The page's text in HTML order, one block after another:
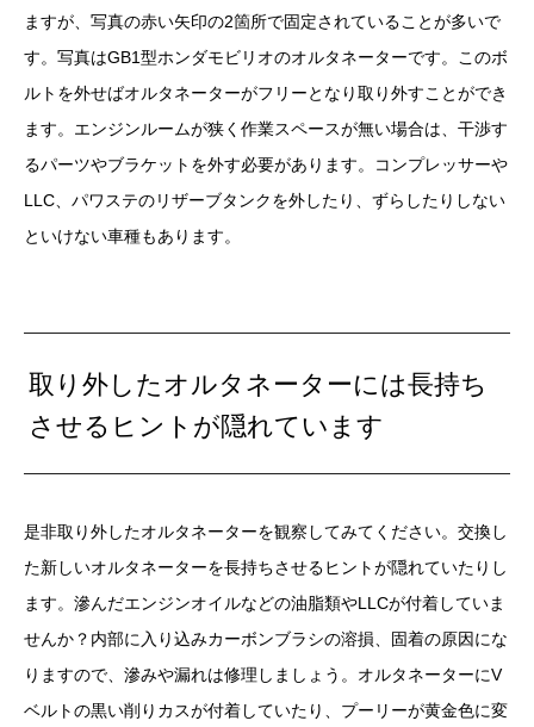
ますが、写真の赤い矢印の2箇所で固定されていることが多いで
す。写真はGB1型ホンダモビリオのオルタネーターです。このボ
ルトを外せばオルタネーターがフリーとなり取り外すことができ
ます。エンジンルームが狭く作業スペースが無い場合は、干渉す
るパーツやブラケットを外す必要があります。コンプレッサーや
LLC、パワステのリザーブタンクを外したり、ずらしたりしない
といけない車種もあります。
取り外したオルタネーターには長持ち
させるヒントが隠れています
是非取り外したオルタネーターを観察してみてください。交換し
た新しいオルタネーターを長持ちさせるヒントが隠れていたりし
ます。滲んだエンジンオイルなどの油脂類やLLCが付着していま
せんか？内部に入り込みカーボンブラシの溶損、固着の原因にな
りますので、滲みや漏れは修理しましょう。オルタネーターにV
ベルトの黒い削りカスが付着していたり、プーリーが黄金色に変